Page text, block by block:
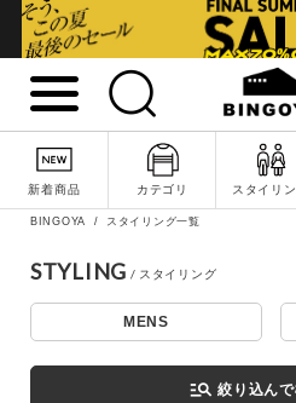
新着商品 カテゴリ スタイリ
詳
BINGOYA スタイリング一覧
STYLING
MENS
manage_search 絞り込ん